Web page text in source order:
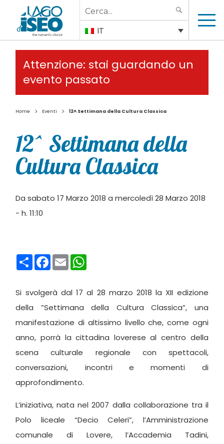
Search
for:
IT
Attenzione: stai guardando un
evento passato
Home > Eventi > 12^ Settimana della Cultura Classica
12^ Settimana della
Cultura Classica
Da sabato 17 Marzo 2018 a mercoledì 28 Marzo 2018
- h. 11:10
CondividiFacebook
Email
Si svolgerà dal 17 al 28 marzo 2018 la XII edizione
della ”Settimana della Cultura Classica”, una
manifestazione di altissimo livello che, come ogni
anno, porrà la cittadina loverese al centro della
scena culturale regionale con spettacoli,
conversazioni, incontri e momenti di
approfondimento.
L’iniziativa, nata nel 2007 dalla collaborazione tra il
Polo liceale “Decio Celeri”, l’Amministrazione
comunale di Lovere, l’Accademia Tadini,